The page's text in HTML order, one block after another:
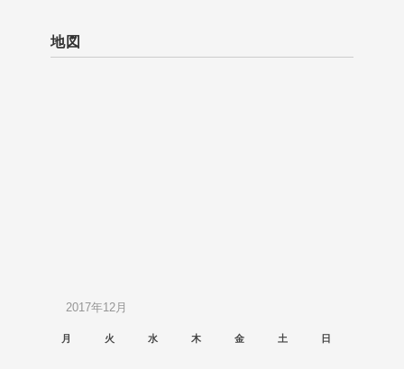
地図
2017年12月
月 火 水 木 金 土 日